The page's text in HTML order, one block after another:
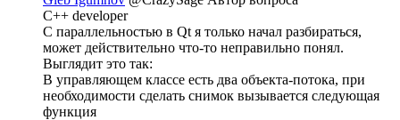
C++ developer
С параллельностью в Qt я только начал разбираться,
может действительно что-то неправильно понял.
Выглядит это так:
В управляющем классе есть два объекта-потока, при
необходимости сделать снимок вызывается следующая
функция